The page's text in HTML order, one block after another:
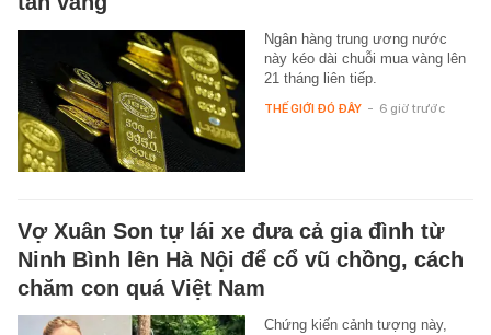
Ngân hàng trung ương nước
này kéo dài chuỗi mua vàng lên
21 tháng liên tiếp.
THẾ GIỚI ĐÓ ĐÂY - 6 giờ trước
Vợ Xuân Son tự lái xe đưa cả gia đình từ
Ninh Bình lên Hà Nội để cổ vũ chồng, cách
chăm con quá Việt Nam
Chứng kiến cảnh tượng này,